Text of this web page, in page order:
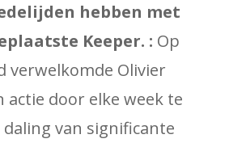
hebben met
Keeper. : Op
verwelkomde Olivier
actie door elke week te
van significante